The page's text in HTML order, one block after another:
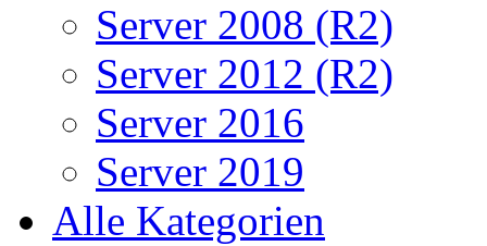
Server 2008 (R2)
Server 2012 (R2)
Server 2016
Server 2019
Alle Kategorien